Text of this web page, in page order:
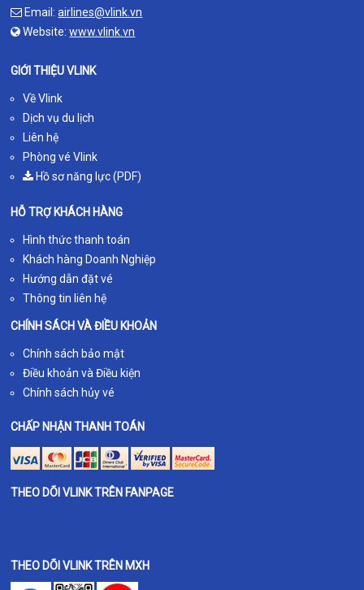
Email:airlines@vlink.vn
Website:www.vlink.vn
GIỚI THIỆU VLINK
Về Vlink
Dịch vụ du lịch
Liên hệ
Phòng vé Vlink
Hồ sơ năng lực (PDF)
HỖ TRỢ KHÁCH HÀNG
Hình thức thanh toán
Khách hàng Doanh Nghiệp
Hướng dẫn đặt vé
Thông tin liên hệ
CHÍNH SÁCH VÀ ĐIỀU KHOẢN
Chính sách bảo mật
Điều khoản và Điều kiện
Chính sách hủy vé
CHẤP NHẬN THANH TOÁN
THEO DÕI VLINK TRÊN FANPAGE
THEO DÕI VLINK TRÊN MXH